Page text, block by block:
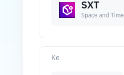
SXT
Space and Time
Ke